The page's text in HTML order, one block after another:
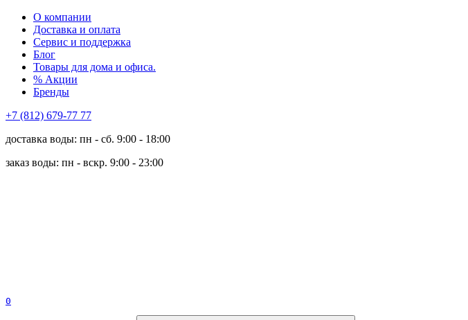
О компании
Доставка и оплата
Сервис и поддержка
Блог
Товары для дома и офиса.
% Акции
Бренды
+7 (812) 679-77 77
доставка воды: пн - сб. 9:00 - 18:00
заказ воды: пн - вскр. 9:00 - 23:00
0